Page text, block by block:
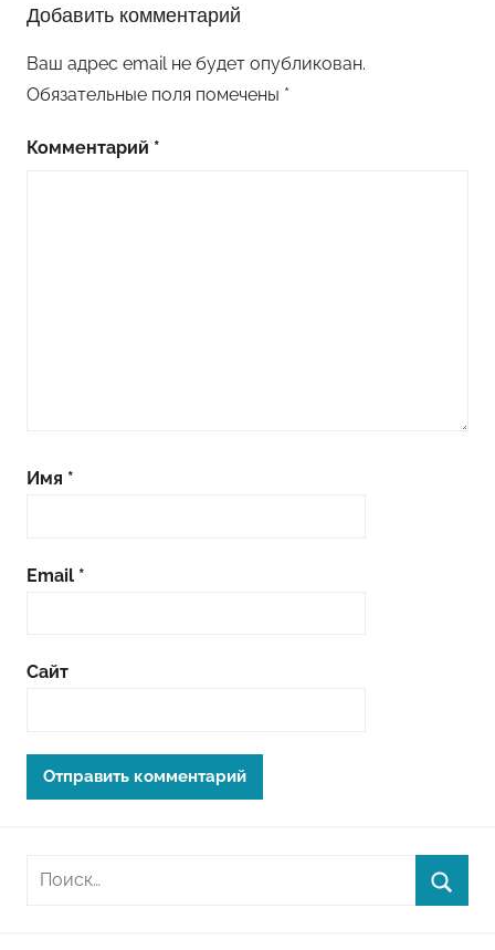
Добавить комментарий
Ваш адрес email не будет опубликован.
Обязательные поля помечены *
Комментарий *
Имя *
Email *
Сайт